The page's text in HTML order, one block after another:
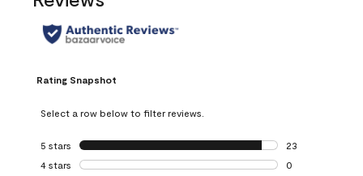
Rating Snapshot
Select a row below to filter reviews.
5 stars stars
23
23 reviews with
4 stars stars
0